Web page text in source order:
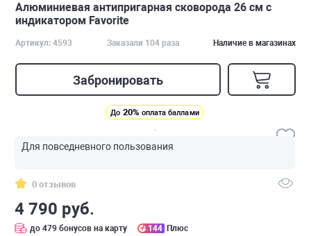
Алюминиевая антипригарная сковорода 26 см с
индикатором Favorite
Артикул: 4593 Заказали 104 раза Наличие в магазинах
Забронировать
До 20% оплата баллами
Для повседневного пользования
0 отзывов
4 790 руб.
до 479 бонусов на карту 144 Плюс